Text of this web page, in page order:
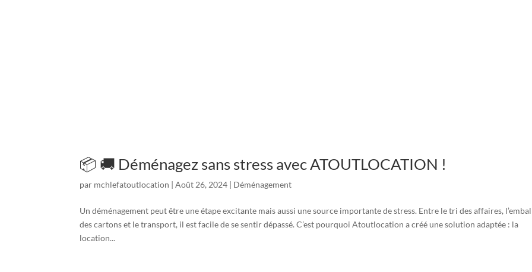
📦 🚚 Déménagez sans stress avec ATOUTLOCATION !
par mchlefatoutlocation |Août 26, 2024 | Déménagement
Un déménagement peut être une étape excitante mais aussi une source importante de stress. Entre le tri des affaires,
des cartons et le transport, il est facile de se sentir dépassé. C’est pourquoi Atoutlocation a créé une solution adaptée : la
location...